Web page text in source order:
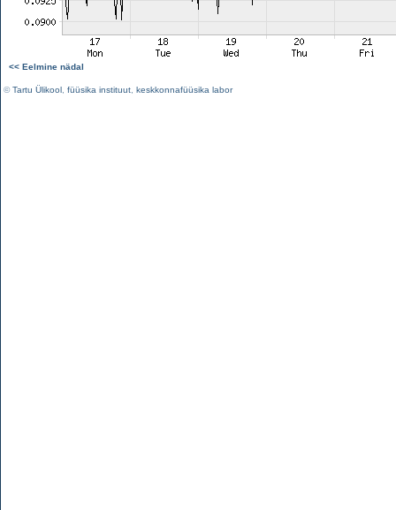
<< Eelmine nädal
©Tartu Ülikool füüsika instituut keskkonnafüüsika labor